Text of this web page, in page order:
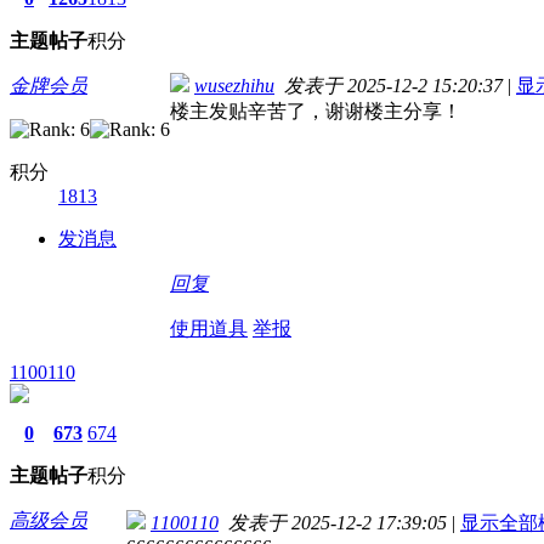
主题帖子积分
金牌会员
积分
1813
发消息
wusezhihu 发表于 2025-12-2 15:20:37 | 显
楼主发贴辛苦了，谢谢楼主分享！
回复
使用道具 举报
1100110
0
主题
673
帖子
674
积分
高级会员 1100110 发表于 2025-12-2 17:39:05 | 显示全部